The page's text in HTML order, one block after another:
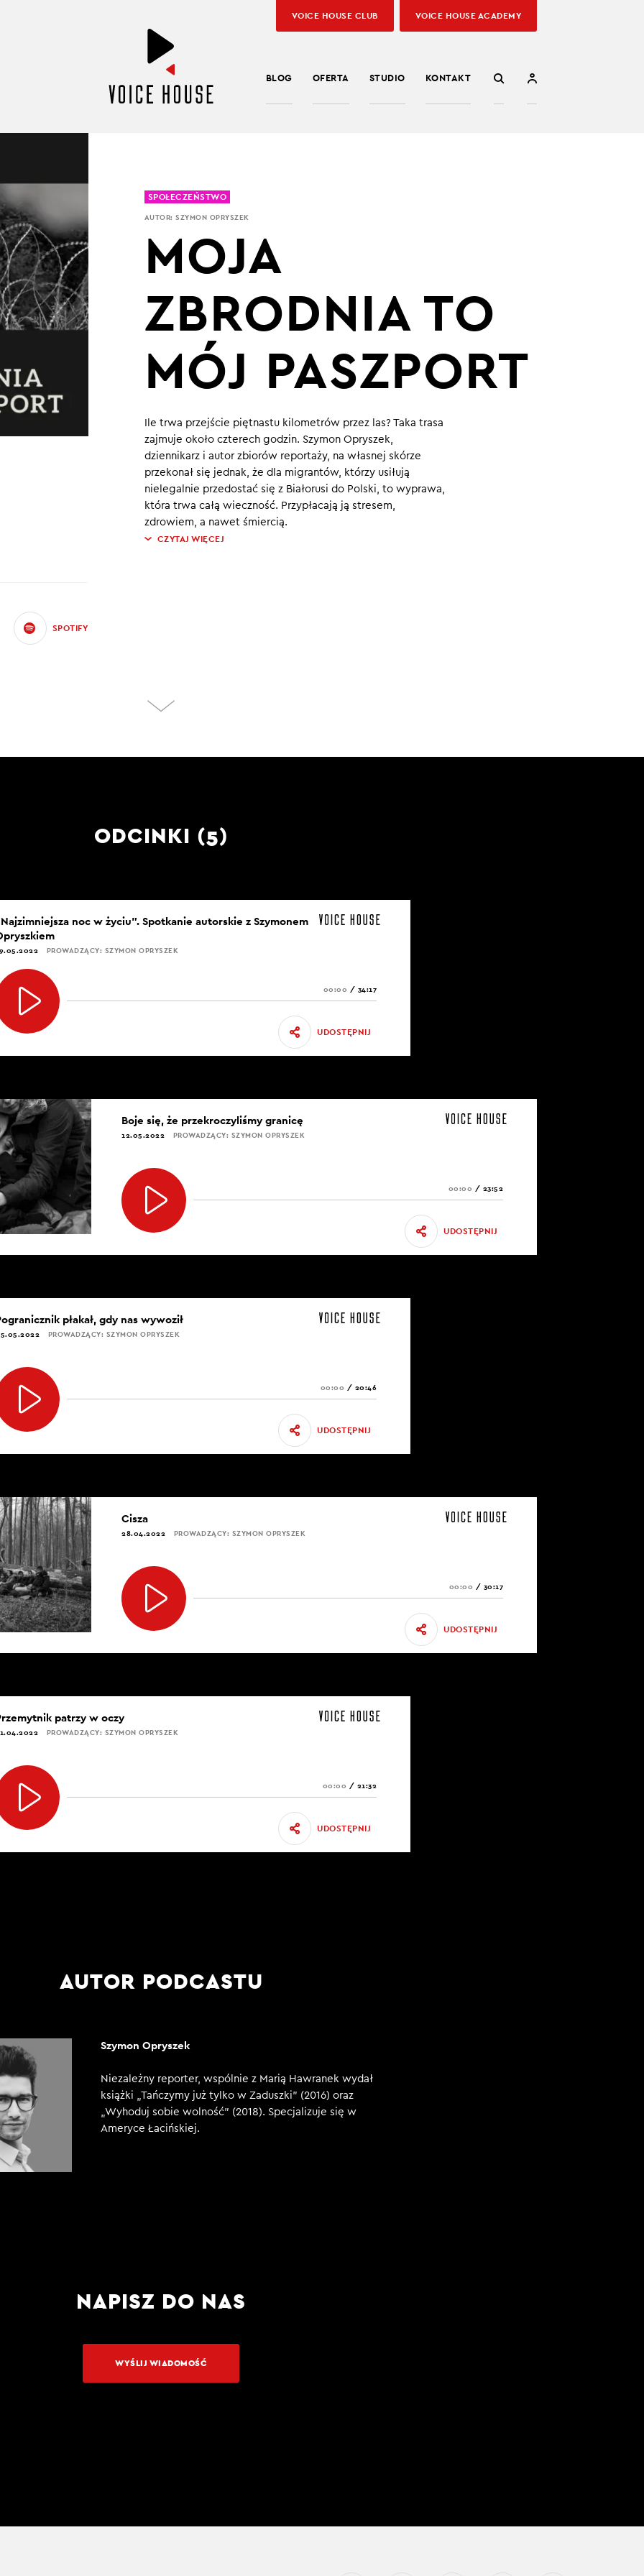
BLOG OFERTA STUDIO KONTAKT
VOICE HOUSE CLUB VOICE HOUSE ACADEMY
SPOŁECZEŃSTWO
AUTOR:SZYMON OPRYSZEK
MOJA
ZBRODNIA TO
MÓJ PASZPORT
Ile trwa przejście piętnastu kilometrów przez las? Taka trasa
zajmuje około czterech godzin. Szymon Opryszek,
dziennikarz i autor zbiorów reportaży, na własnej skórze
przekonał się jednak, że dla migrantów, którzy usiłują
nielegalnie przedostać się z Białorusi do Polski, to wyprawa,
która trwa całą wieczność. Przypłacają ją stresem,
zdrowiem, a nawet śmiercią.
CZYTAJ WIĘCEJ
SPOTIFY
ODCINKI (5)
noc w życiu”. Spotkanie autorskie z Szymonem
PROWADZĄCY: SZYMON OPRYSZEK
00:00 / 34:17
UDOSTĘPNIJ
Boje się, że przekroczyliśmy granicę
12.05.2022 PROWADZĄCY: SZYMON OPRYSZEK
00:00 / 23:52
UDOSTĘPNIJ
płakał, gdy nas wywoził
PROWADZĄCY: SZYMON OPRYSZEK
00:00 / 20:46
UDOSTĘPNIJ
Cisza
28.04.2022 PROWADZĄCY: SZYMON OPRYSZEK
00:00 / 30:17
UDOSTĘPNIJ
patrzy w oczy
PROWADZĄCY: SZYMON OPRYSZEK
00:00 / 21:32
UDOSTĘPNIJ
AUTOR PODCASTU
Szymon Opryszek
Niezależny reporter, wspólnie z Marią Hawranek wydał
książki „Tańczymy już tylko w Zaduszki” (2016) oraz
„Wyhoduj sobie wolność” (2018). Specjalizuje się w
Ameryce Łacińskiej.
NAPISZ DO NAS
WYŚLIJ WIADOMOŚĆ